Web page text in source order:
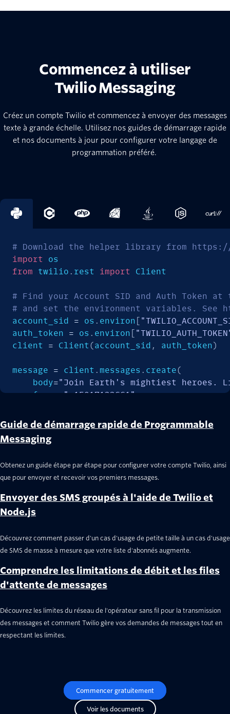
Commencez à utiliser
Twilio Messaging
Créez un compte Twilio et commencez à envoyer des messages
texte à grande échelle. Utilisez nos guides de démarrage rapide
et nos documents à jour pour configurer votre langage de
programmation préféré.
# Download the helper library from
import
from twilio . rest import Client
# Find your Account SID and Auth Token
# and set the environment variables.
account_sid = os . environ [
auth_token = os . environ [
client = Client (account_sid , auth_token)
message = client . messages . create(
    body
="Join Earth's mightiest heroes.
    from_
="+15017122661",
)
print(message
Guide de démarrage rapide de Programmable
Messaging
Obtenez un guide étape par étape pour configurer votre compte Twilio, ainsi
que pour envoyer et recevoir vos premiers messages.
Envoyer des SMS groupés à l'aide de Twilio et
Node.js
Découvrez comment passer d'un cas d'usage de petite taille à un cas d'usage
de SMS de masse à mesure que votre liste d'abonnés augmente.
Comprendre les limitations de débit et les files
d'attente de messages
Découvrez les limites du réseau de l'opérateur sans fil pour la transmission
des messages et comment Twilio gère vos demandes de messages tout en
respectant les limites.
Commencer gratuitement
Voir les documents